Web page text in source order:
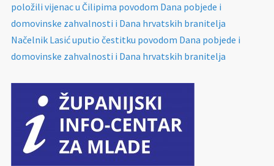
položili vijenac u Čilipima povodom Dana pobjede i
domovinske zahvalnosti i Dana hrvatskih branitelja
Načelnik Lasić uputio čestitku povodom Dana pobjede i
domovinske zahvalnosti i Dana hrvatskih branitelja